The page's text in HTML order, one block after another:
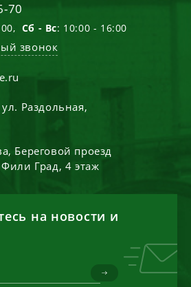
70
Сб - Вс: 10:00 - 16:00
звонок
ул. Раздольная,
, Береговой проезд
Град, 4 этаж
на новости и